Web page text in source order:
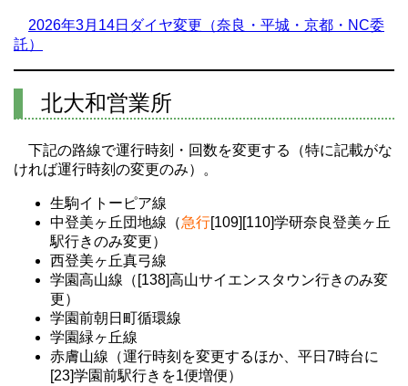
2026年3月14日ダイヤ変更（奈良・平城・京都・NC委
託）
北大和営業所
下記の路線で運行時刻・回数を変更する（特に記載がな
ければ運行時刻の変更のみ）。
生駒イトーピア線
中登美ヶ丘団地線（急行 [109][110]学研奈良登美ヶ丘
駅行きのみ変更）
西登美ヶ丘真弓線
学園高山線（[138]高山サイエンスタウン行きのみ変
更）
学園前朝日町循環線
学園緑ヶ丘線
赤膚山線（運行時刻を変更するほか、平日7時台に
[23]学園前駅行きを1便増便）